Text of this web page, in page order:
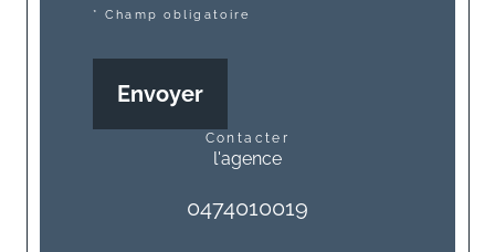
* Champ obligatoire
Envoyer
contacter
l'agence
0474010019